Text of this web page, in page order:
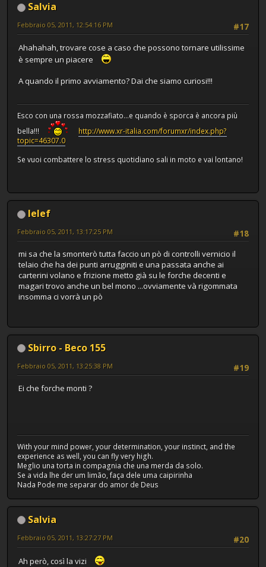
Salvia
#17
Febbraio 05, 2011, 12:54:16 PM
Ahahahah, trovare cose a caso che possono tornare utilissime
è sempre un piacere
A quando il primo avviamento? Dai che siamo curiosi!!!
Esco con una rossa mozzafiato...e quando è sporca è ancora più
bella!!!
http://www.xr-italia.com/forumxr/index.php?
topic=46307.0
Se vuoi combattere lo stress quotidiano sali in moto e vai lontano!
lelef
#18
Febbraio 05, 2011, 13:17:25 PM
mi sa che la smonterò tutta faccio un pò di controlli vernicio il
telaio che ha dei punti arrugginiti e una passata anche ai
carterini volano e frizione metto già su le forche decenti e
magari trovo anche un bel mono ...ovviamente và rigommata
insomma ci vorrà un pò
Sbirro - Beco 155
#19
Febbraio 05, 2011, 13:25:38 PM
Ei che forche monti ?
With your mind power, your determination, your instinct, and the
experience as well, you can fly very high.
Meglio una torta in compagnia che una merda da solo.
Se a vida lhe der um limão, faça dele uma caipirinha
Nada Pode me separar do amor de Deus
Salvia
#20
Febbraio 05, 2011, 13:27:27 PM
Ah però, così la vizi